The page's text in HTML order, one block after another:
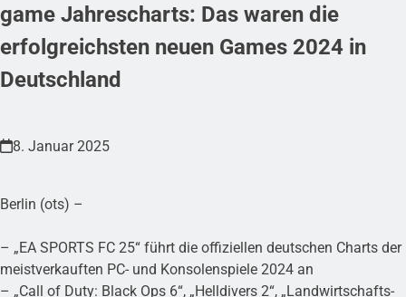
game Jahrescharts: Das waren die
erfolgreichsten neuen Games 2024 in
Deutschland
8. Januar 2025
Berlin (ots) –
– „EA SPORTS FC 25“ führt die offiziellen deutschen Charts der
meistverkauften PC- und Konsolenspiele 2024 an
– „Call of Duty: Black Ops 6“, „Helldivers 2“, „Landwirtschafts-